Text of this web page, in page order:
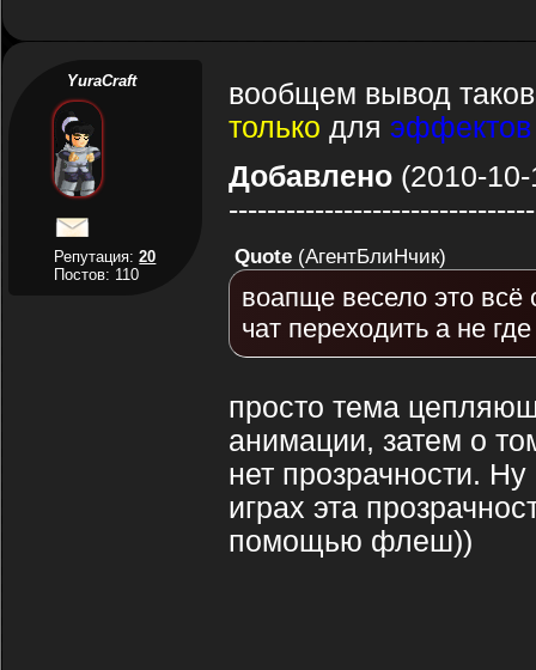
YuraCraft
Репутация:20
Постов: 110
вообщем вывод
только для эффектов
Добавлено(2010-10-
Quote(АгентБлиНчик)
воапще весело это всё
чат переходить а не
просто тема
анимации, затем о
нет прозрачности.
играх эта
помощью флеш))